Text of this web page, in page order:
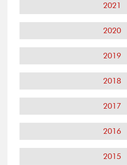
2021
2020
2019
2018
2017
2016
2015